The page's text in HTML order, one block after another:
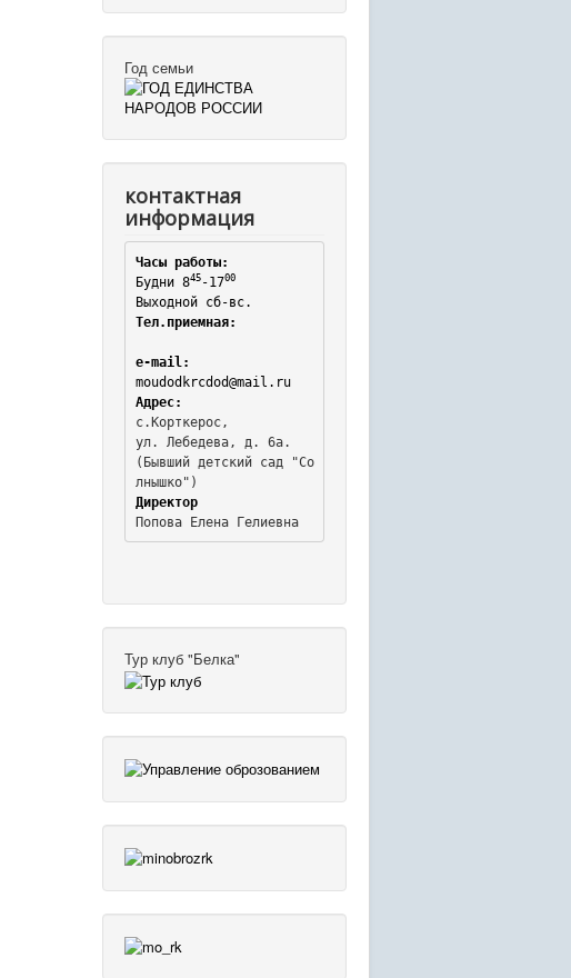
Год семьи
контактная
информация
Часы работы:
Будни 845-1700
Выходной сб-вс.
Тел.приемная:
e-mail:
moudodkrcdod@mail.ru
Адрес:
с.Корткерос,
ул. Лебедева, д. 6а.
(Бывший детский сад "Со
Директор
Попова Елена Гелиевна
Тур клуб "Белка"